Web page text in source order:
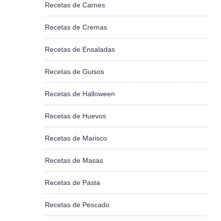
Recetas de Carnes
Recetas de Cremas
Recetas de Ensaladas
Recetas de Guisos
Recetas de Halloween
Recetas de Huevos
Recetas de Marisco
Recetas de Masas
Recetas de Pasta
Recetas de Pescado